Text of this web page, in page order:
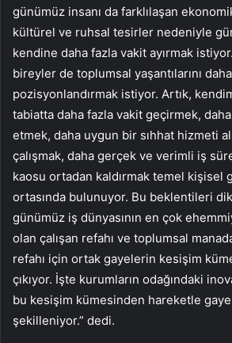
günümüz insanı da farklılaşan
kültürel ve ruhsal tesirler nedeniyle
kendine daha fazla vakit ayırmak
bireyler de toplumsal yaşantılarını
pozisyonlandırmak istiyor. Artık,
tabiatta daha fazla vakit geçirmek,
etmek, daha uygun bir sıhhat hizmeti
çalışmak, daha gerçek ve verimli iş
kaosu ortadan kaldırmak temel kişisel
ortasında bulunuyor. Bu beklentileri
günümüz iş dünyasının en çok
olan çalışan refahı ve toplumsal
refahı için ortak gayelerin kesişim
çıkıyor. İşte kurumların odağındaki
bu kesişim kümesinden hareketle
şekilleniyor.” dedi.